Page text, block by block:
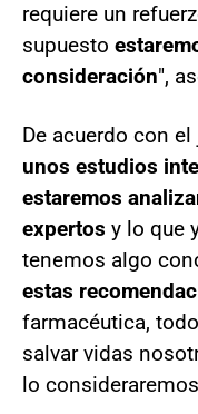
requiere un
supuesto
consideración",
De acuerdo con
unos estudios
estaremos
expertos y lo que
tenemos algo
estas
farmacéutica,
salvar vidas
lo